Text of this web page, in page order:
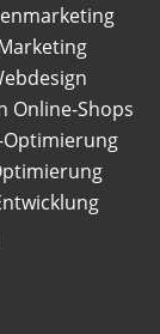
Online-Shops